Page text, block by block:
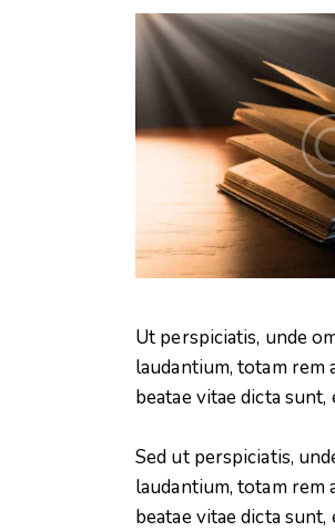
Ut perspiciatis, unde
laudantium, totam rem
beatae vitae dicta sunt,
Sed ut perspiciatis,
laudantium, totam rem
beatae vitae dicta sunt,